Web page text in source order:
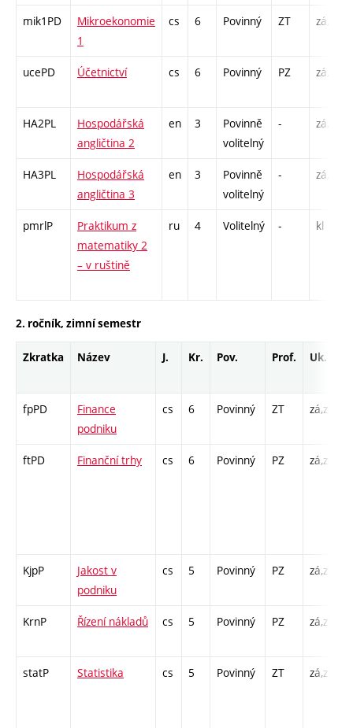
mik1PD
Mikroekonomie
1
cs 6 Povinný ZT zá,zk
ucePD Účetnictví cs 6 Povinný PZ zá,zk
HA2PL
Hospodářská
angličtina 2
en 3
Povinně
volitelný
- zá,zk
HA3PL
Hospodářská
angličtina 3
en 3
Povinně
volitelný
- zá,zk
pmrlP
Praktikum z
matematiky 2
– v ruštině
ru 4 Volitelný - kl
2. ročník, zimní semestr
Zkratka Název J. Kr. Pov. Prof. Uk.
fpPD
Finance
podniku
cs 6 Povinný ZT zá,zk
ftPD Finanční trhy cs 6 Povinný PZ zá,zk
KjpP
Jakost v
podniku
cs 5 Povinný PZ zá,zk
KrnP Řízení nákladů cs 5 Povinný PZ zá,zk
statP Statistika cs 5 Povinný ZT zá,zk